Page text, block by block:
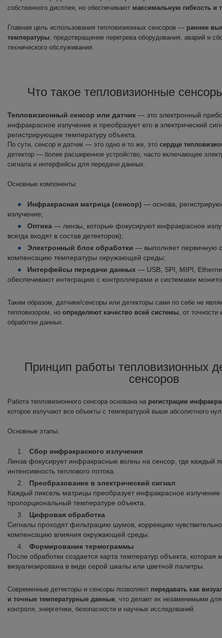
собственного дисплея, но обеспечивают максимальную гибкость и
Главная цель использования тепловизионных сенсоров — раннее
температуры, предотвращение перегрева оборудования, аварий и
технического обслуживания.
Что такое тепловизионные
Тепловизионный сенсор или датчик — это электронный
инфракрасное излучение и преобразует его в электрический
регистрирующее температуру объекта.
По сути, сенсор и датчик — это одно и то же, это сердце
детектор — более расширенное устройство, часто включающее
сигнала и интерфейсы для передачи данных.
Основные компоненты:
Инфракрасная матрица (сенсор) — основа,
излучение;
Оптика — линзы, которые фокусируют инфракрасное
всегда входят в состав детекторов);
Электронный блок обработки — выполняет первичную
компенсацию температуры окружающей среды;
Интерфейсы передачи данных — USB, SPI, MIPI,
обеспечивают интеграцию с контроллерами и системами
Таким образом, датчики/сенсоры или детекторы сами по себе не
тепловизором, но определяют качество всей системы, от точности
обработки данных.
Принцип работы тепловизионных
сенсоров
Работа тепловизионного сенсора основана на регистрации
которое излучают все объекты с температурой выше абсолютного
Основные этапы:
Сбор инфракрасного излучения
Линза фокусирует инфракрасные волны на сенсор, где каждый
интенсивность теплового потока.
Преобразование в электрический сигнал
Каждый пиксель матрицы преобразует инфракрасное излучение
пропорциональный температуре объекта.
Цифровая обработка
Сигналы проходят фильтрацию шумов, коррекцию
компенсацию влияния окружающей среды.
Формирование термограммы
После обработки создается карта температур объекта, которая
визуализирована в виде серой шкалы или цветной палитры.
Современные детекторы и сенсоры позволяют передавать как
и точные температурные данные, что делает их незаменимыми
контроля, энергетики, безопасности и научных исследований.